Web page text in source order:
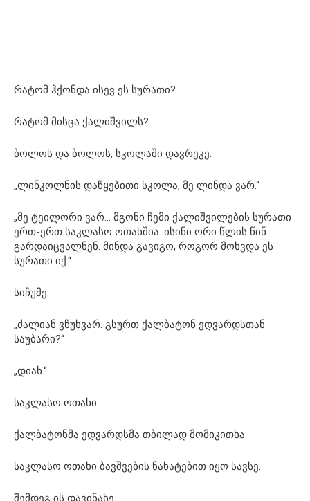
რატომ ჰქონდა ისევ ეს სურათი?
რატომ მისცა ქალიშვილს?
ბოლოს და ბოლოს, სკოლაში დავრეკე.
„ლინკოლნის დაწყებითი სკოლა, მე ლინდა ვარ.“
„მე ტეილორი ვარ… მგონი ჩემი ქალიშვილების სურათი
ერთ-ერთ საკლასო ოთახშია. ისინი ორი წლის წინ
გარდაიცვალნენ. მინდა გავიგო, როგორ მოხვდა ეს
სურათი იქ.“
სიჩუმე.
„ძალიან ვწუხვარ. გსურთ ქალბატონ ედვარდსთან
საუბარი?“
„დიახ.“
საკლასო ოთახი
ქალბატონმა ედვარდსმა თბილად მომიკითხა.
საკლასო ოთახი ბავშვების ნახატებით იყო სავსე.
შემდეგ ის დავინახე.